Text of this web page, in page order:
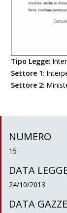
Tipo Legge:
Settore 1:
Settore 2:
NUMERO
15
DATA
24/10/2013
DATA